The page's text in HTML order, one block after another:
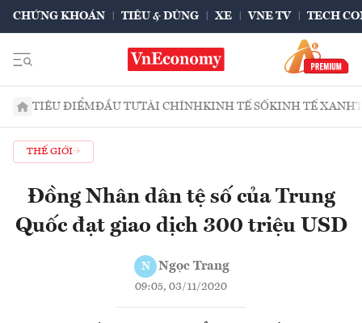
CHỨNG KHOÁN TIÊU & DÙNG XE VNE TV TECH
TIÊU ĐIỂMĐẦU TƯTÀI CHÍNHKINH TẾ SỐKINH TẾ XANH
THẾ GIỚI
Đồng Nhân dân tệ số của Trung
Quốc đạt giao dịch 300 triệu USD
N Ngọc Trang
09:05, 03/11/2020